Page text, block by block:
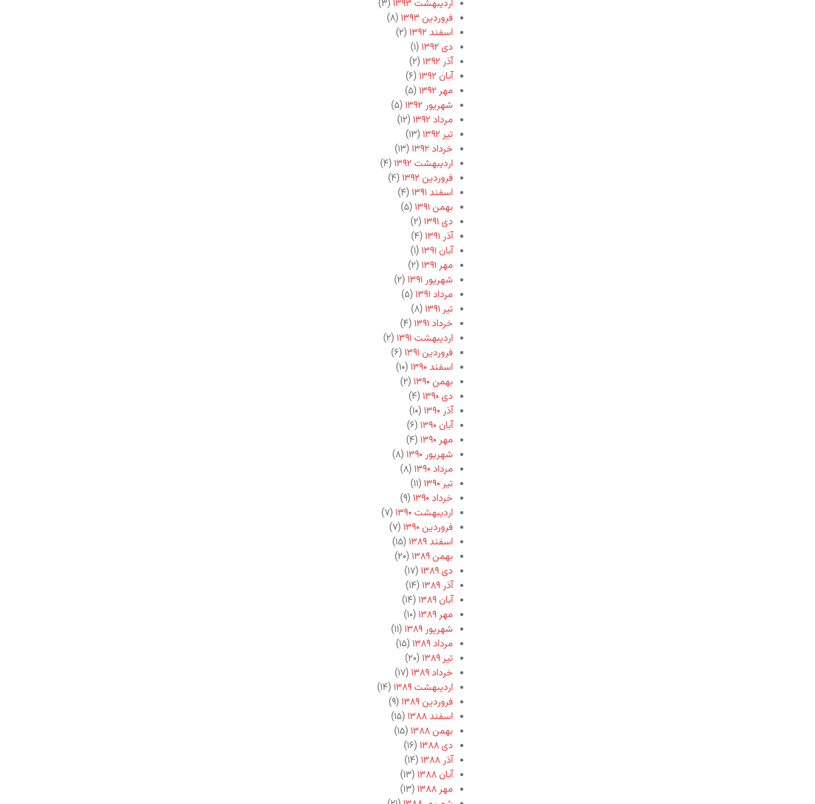
اردیبهشت ۱۳۹۳
(۳)
فروردین ۱۳۹۳
(۸)
اسفند ۱۳۹۲
(۲)
دی ۱۳۹۲
(۱)
آذر ۱۳۹۲
(۲)
آبان ۱۳۹۲
(۶)
مهر ۱۳۹۲
(۵)
شهریور ۱۳۹۲
(۵)
مرداد ۱۳۹۲
(۱۲)
تیر ۱۳۹۲
(۱۳)
خرداد ۱۳۹۲
(۱۳)
اردیبهشت ۱۳۹۲
(۴)
فروردین ۱۳۹۲
(۴)
اسفند ۱۳۹۱
(۴)
بهمن ۱۳۹۱
(۵)
دی ۱۳۹۱
(۲)
آذر ۱۳۹۱
(۴)
آبان ۱۳۹۱
(۱)
مهر ۱۳۹۱
(۲)
شهریور ۱۳۹۱
(۲)
مرداد ۱۳۹۱
(۵)
تیر ۱۳۹۱
(۸)
خرداد ۱۳۹۱
(۴)
اردیبهشت ۱۳۹۱
(۲)
فروردین ۱۳۹۱
(۶)
اسفند ۱۳۹۰
(۱۰)
بهمن ۱۳۹۰
(۲)
دی ۱۳۹۰
(۴)
آذر ۱۳۹۰
(۱۰)
آبان ۱۳۹۰
(۶)
مهر ۱۳۹۰
(۴)
شهریور ۱۳۹۰
(۸)
مرداد ۱۳۹۰
(۸)
تیر ۱۳۹۰
(۱۱)
خرداد ۱۳۹۰
(۹)
اردیبهشت ۱۳۹۰
(۷)
فروردین ۱۳۹۰
(۷)
اسفند ۱۳۸۹
(۱۵)
بهمن ۱۳۸۹
(۲۰)
دی ۱۳۸۹
(۱۷)
آذر ۱۳۸۹
(۱۴)
آبان ۱۳۸۹
(۱۴)
مهر ۱۳۸۹
(۱۰)
شهریور ۱۳۸۹
(۱۱)
مرداد ۱۳۸۹
(۱۵)
تیر ۱۳۸۹
(۲۰)
خرداد ۱۳۸۹
(۱۷)
اردیبهشت ۱۳۸۹
(۱۴)
فروردین ۱۳۸۹
(۹)
اسفند ۱۳۸۸
(۱۵)
بهمن ۱۳۸۸
(۱۵)
دی ۱۳۸۸
(۱۶)
آذر ۱۳۸۸
(۱۴)
آبان ۱۳۸۸
(۱۳)
مهر ۱۳۸۸
(۱۳)